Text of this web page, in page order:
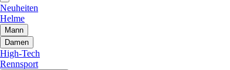
Neuheiten
Helme
Mann
Damen
High-Tech
Rennsport